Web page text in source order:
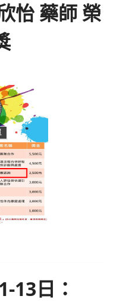
怡 藥師 榮
13日：